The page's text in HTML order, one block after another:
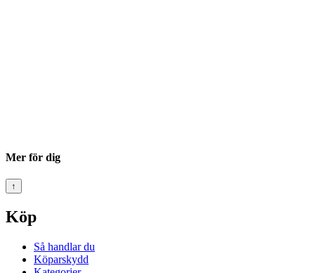
Mer för dig
↑
Köp
Så handlar du
Köparskydd